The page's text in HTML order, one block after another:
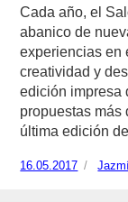
Cada año, el
abanico de
experiencias en
creatividad y
edición impresa
propuestas más
última edición
Publicado
16.05.2017